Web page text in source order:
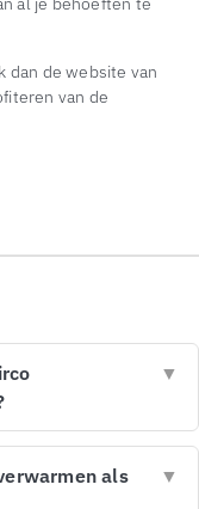
dan de website van
van de
▼
als
▼